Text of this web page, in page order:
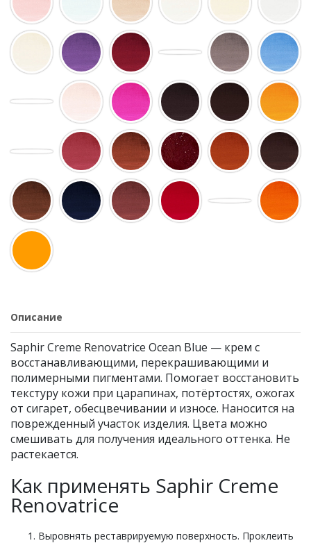
Описание
Saphir Creme Renovatrice Ocean Blue — крем с
восстанавливающими, перекрашивающими и
полимерными пигментами. Помогает восстановить
текстуру кожи при царапинах, потёртостях, ожогах
от сигарет, обесцвечивании и износе. Наносится на
поврежденный участок изделия. Цвета можно
смешивать для получения идеального оттенка. Не
растекается.
Как применять Saphir Creme
Renovatrice
Выровнять реставрируемую поверхность. Проклеить